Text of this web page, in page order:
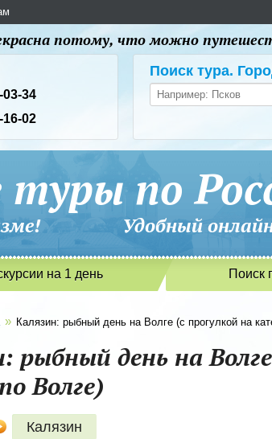
потому, что можно
03-34
16-02
Поиск тура.
по
Удобный
на 1 день Поиск
» Калязин: рыбный день на Волге (с прогулкой на
рыбный день на
Волге)
Калязин